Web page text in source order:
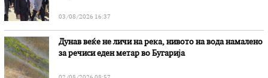
03/08/2026 16:37
Дунав веќе не личи на река, нивото на вода намалено
за речиси еден метар во Бугарија